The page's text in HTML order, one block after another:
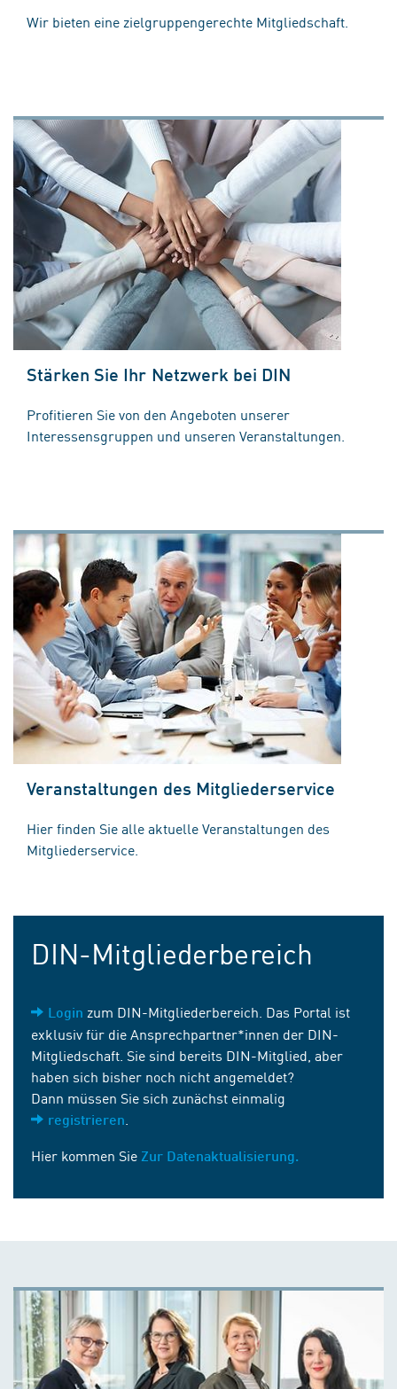
Wir bieten eine zielgruppengerechte Mitgliedschaft.
Stärken Sie Ihr Netzwerk bei DIN
Profitieren Sie von den Angeboten unserer
Interessensgruppen und unseren Veranstaltungen.
Veranstaltungen des Mitgliederservice
Hier finden Sie alle aktuelle Veranstaltungen des
Mitgliederservice.
DIN-Mitgliederbereich
Login zum DIN-Mitgliederbereich. Das Portal ist
exklusiv für die Ansprechpartner*innen der DIN-
Mitgliedschaft. Sie sind bereits DIN-Mitglied, aber
haben sich bisher noch nicht angemeldet?
Dann müssen Sie sich zunächst einmalig
registrieren
Hier kommen Sie Zur Datenaktualisierung.